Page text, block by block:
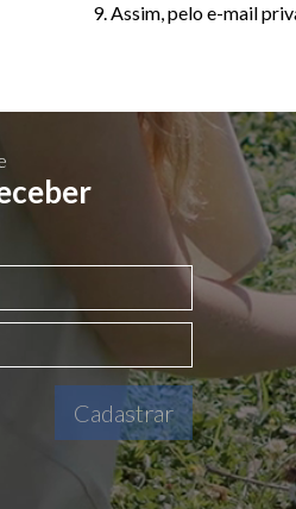
9. Assim, pelo e-mail
Cadastrar